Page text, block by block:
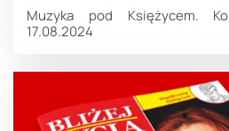
Muzyka pod Księżycem.
17.08.2024